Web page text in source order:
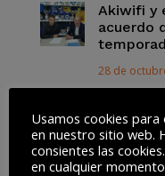
Akiwifi y
acuerdo
28 de
Por qué
13 de
Usamos cookies
en nuestro sitio web.
consientes las
en cualquier